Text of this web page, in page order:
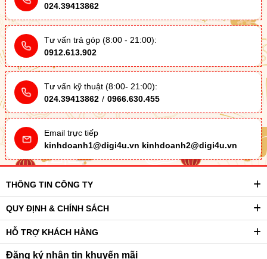
024.39413862
Tư vấn trả góp (8:00 - 21:00):
0912.613.902
Tư vấn kỹ thuật (8:00- 21:00):
024.39413862 / 0966.630.455
Email trực tiếp
kinhdoanh1@digi4u.vn kinhdoanh2@digi4u.vn
THÔNG TIN CÔNG TY
QUY ĐỊNH & CHÍNH SÁCH
HỖ TRỢ KHÁCH HÀNG
Đăng ký nhận tin khuyến mãi